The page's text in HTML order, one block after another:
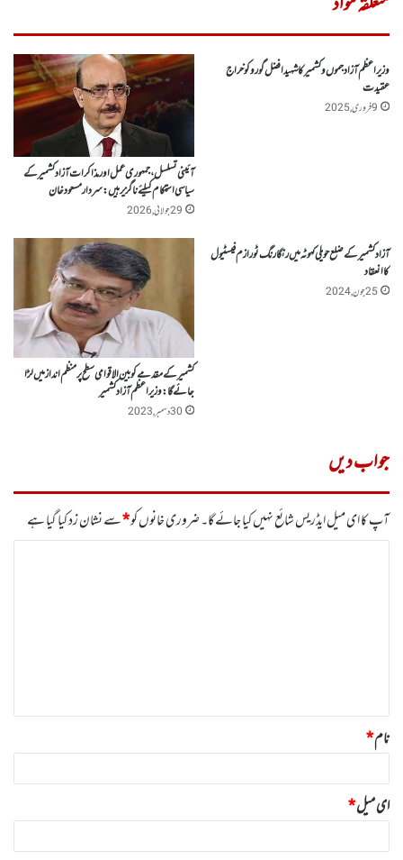
وزیر اعظم آزادجموں وکشمیر کا شہید افضل گورو کو خراج
عقیدت
9 فروری, 2025
آئینی تسلسل، جمہوری عمل اور مذاکرات آزاد کشمیر کے
سیاسی استحکام کیلئے ناگزیر ہیں: سردار مسعود خان
29 جولائی, 2026
آزاد کشمیر کے ضلع حویلی کہوٹہ میں رنگا رنگ ٹورازم فیسٹیول
کا انعقاد
25 جون, 2024
کشمیر کے مقدمے کو بین الاقوامی سطح پر منظم انداز میں لڑا
جائے گا: وزیر اعظم آزادکشمیر
30 دسمبر, 2023
جواب دیں
آپ کا ای میل ایڈریس شائع نہیں کیا جائے گا۔ضروری خانوں کو*سے نشان زد کیا گیا ہے
نام*
ای میل*